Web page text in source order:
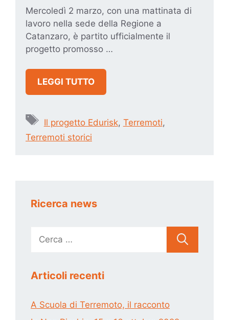
Mercoledì 2 marzo, con una mattinata di
lavoro nella sede della Regione a
Catanzaro, è partito ufficialmente il
progetto promosso …
LEGGI TUTTO
Tag
Il progetto Edurisk, Terremoti,
Terremoti storici
Ricerca news
per:
Articoli recenti
A Scuola di Terremoto, il racconto